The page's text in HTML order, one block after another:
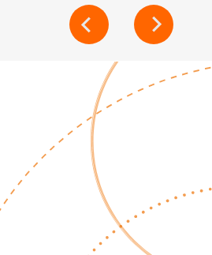
POST
NAVIGATION